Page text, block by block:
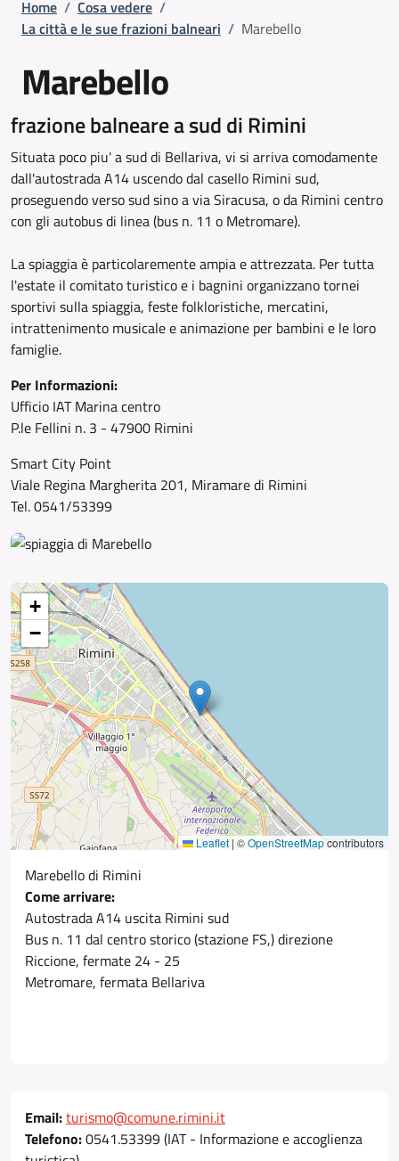
Home / Cosa vedere /
La città e le sue frazioni balneari / Marebello
Marebello
frazione balneare a sud di Rimini
Situata poco piu' a sud di Bellariva, vi si arriva comodamente
dall'autostrada A14 uscendo dal casello Rimini sud,
proseguendo verso sud sino a via Siracusa, o da Rimini centro
con gli autobus di linea (bus n. 11 o Metromare).
La spiaggia è particolaremente ampia e attrezzata. Per tutta
l'estate il comitato turistico e i bagnini organizzano tornei
sportivi sulla spiaggia, feste folkloristiche, mercatini,
intrattenimento musicale e animazione per bambini e le loro
famiglie.
Per Informazioni:
Ufficio IAT Marina centro
P.le Fellini n. 3 - 47900 Rimini
Smart City Point
Viale Regina Margherita 201, Miramare di Rimini
Tel. 0541/53399
+
−
Leaflet | ©OpenStreetMapcontributors
Marebello di Rimini
Come arrivare:
Autostrada A14 uscita Rimini sud
Bus n. 11 dal centro storico (stazione FS,) direzione
Riccione, fermate 24 - 25
Metromare, fermata Bellariva
Email:turismo@comune.rimini.it
Telefono:0541.53399 (IAT - Informazione e accoglienza